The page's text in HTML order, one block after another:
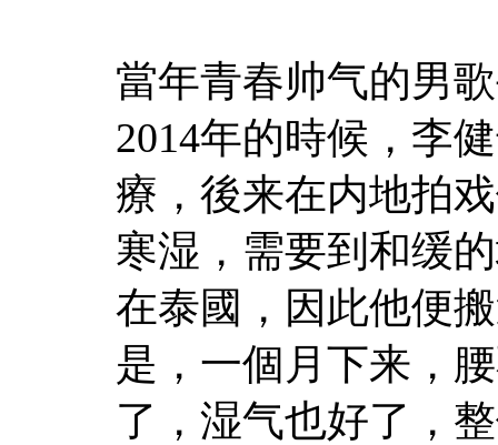
當年青春帅气的男
2014年的時候，李
療，後来在内地拍
寒湿，需要到和缓
在泰國，因此他便
是，一個月下来，
了，湿气也好了，